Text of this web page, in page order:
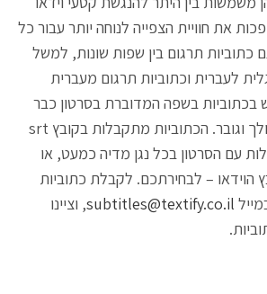
את חוויית הצפייה לנוחה יותר עבור כל
כתוביות תרגום בין שפות שונות, למשל
לעברית וכתוביות תרגום מעברית
בכתוביות בשפה המדוברת בסרטון כבר
נפוץ מאד והוא אף הולך וגובר. הכתוביות מתקבלות בקובץ srt
עם הסרטון בכל נגן מדיה כמעט, או
הוידאו – לבחירתכם. לקבלת כתוביות
subtitles@textify.co.il, וציינו